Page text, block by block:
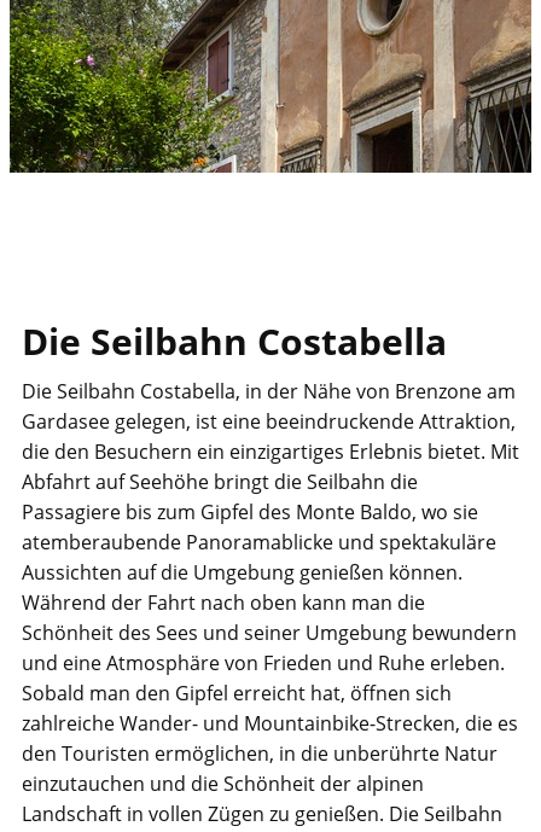
Die Seilbahn Costabella​
​​​Die Seilbahn Costabella, in der Nähe von Brenzone am
Gardasee gelegen, ist eine beeindruckende Attraktion,
die den Besuchern ein einzigartiges Erlebnis bietet. Mit
Abfahrt auf Seehöhe bringt die Seilbahn die
Passagiere bis zum Gipfel des Monte Baldo, wo sie
atemberaubende Panoramablicke und spektakuläre
Aussichten auf die Umgebung genießen können.
Während der Fahrt nach oben kann man die
Schönheit des Sees und seiner Umgebung bewundern
und eine Atmosphäre von Frieden und Ruhe erleben.
Sobald man den Gipfel erreicht hat, öffnen sich
zahlreiche Wander- und Mountainbike-Strecken, die es
den Touristen ermöglichen, in die unberührte Natur
einzutauchen und die Schönheit der alpinen
Landschaft in vollen Zügen zu genießen. Die Seilbahn